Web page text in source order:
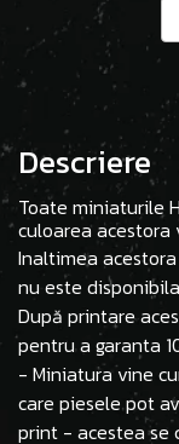
Descriere
Toate miniaturile
culoarea
Inaltimea
nu este
După printare
pentru a garanta
- Miniatura vine
care piesele pot
print - acestea se